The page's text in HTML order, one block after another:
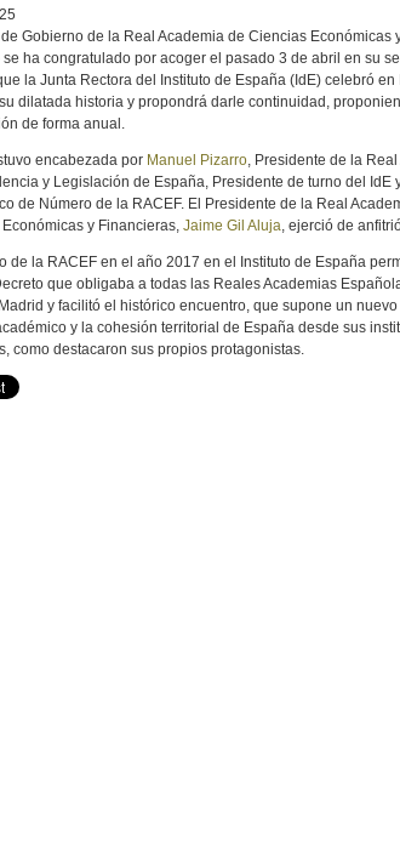
Gobierno de la Real Academia de Ciencias Económicas
se ha congratulado por acoger el pasado 3 de abril en su
la Junta Rectora del Instituto de España (IdE) celebró
dilatada historia y propondrá darle continuidad,
de forma anual.
encabezada por Manuel Pizarro , Presidente de la
y Legislación de España, Presidente de turno del IdE
de Número de la RACEF. El Presidente de la Real
y Financieras, Jaime Gil Aluja , ejerció de
de la RACEF en el año 2017 en el Instituto de España
que obligaba a todas las Reales Academias
y facilitó el histórico encuentro, que supone un
y la cohesión territorial de España desde sus
como destacaron sus propios protagonistas.